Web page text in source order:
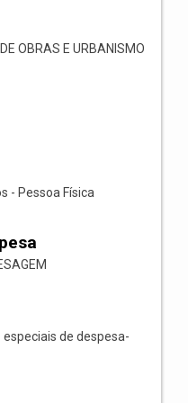
OBRAS E URBANISMO
- Pessoa Física
de despesa-